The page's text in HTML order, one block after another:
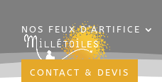
NOS FEUX D’ARTIFICE
CONTACT & DEVIS